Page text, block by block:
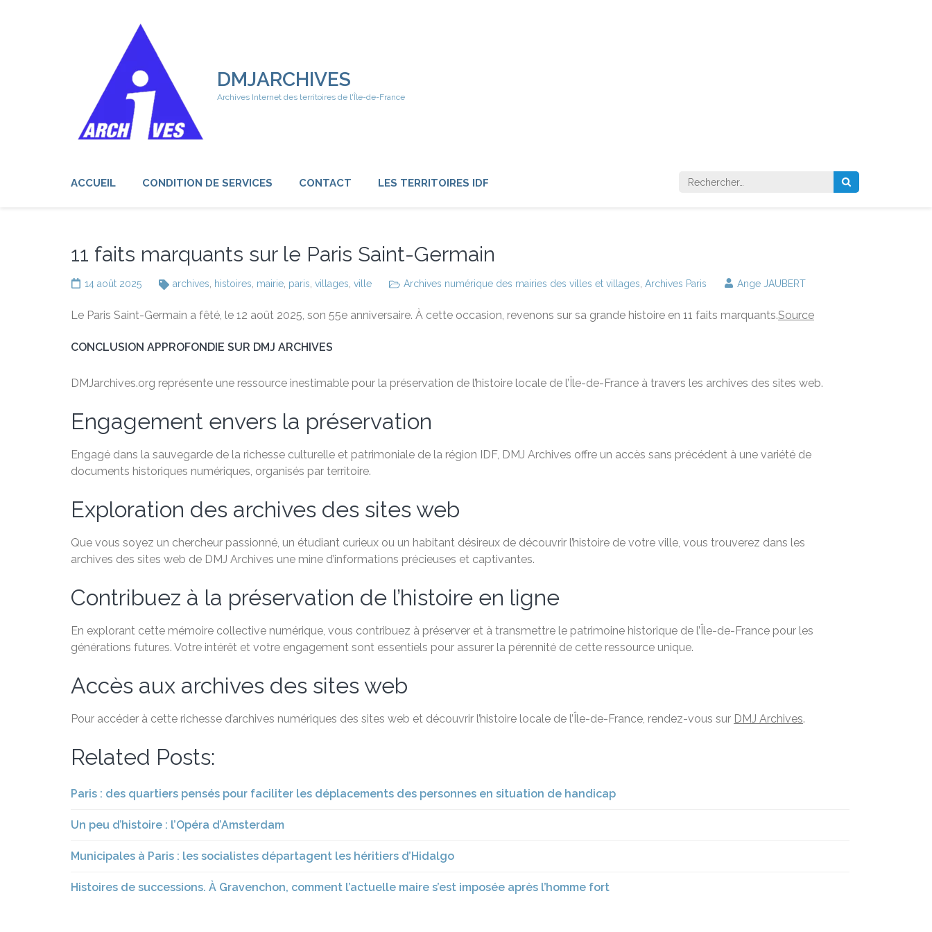
DMJARCHIVES
Archives Internet des territoires de l'Île-de-France
ACCUEIL CONDITION DE SERVICES CONTACT LES TERRITOIRES IDF Rechercher :
11 faits marquants sur le Paris Saint-Germain
14 août 2025 archives histoires mairie paris villages ville Archives numérique des mairies des villes et villages Archives Paris Ange JAUBERT
Le Paris Saint-Germain a fêté, le 12 août 2025, son 55e anniversaire. À cette occasion, revenons sur sa grande histoire en 11 faits marquants.Source
CONCLUSION APPROFONDIE SUR DMJ ARCHIVES
DMJarchives.org représente une ressource inestimable pour la préservation de l’histoire locale de l’Île-de-France à travers les archives des sites web.
Engagement envers la préservation
Engagé dans la sauvegarde de la richesse culturelle et patrimoniale de la région IDF, DMJ Archives offre un accès sans précédent à une variété de
documents historiques numériques, organisés par territoire.
Exploration des archives des sites web
Que vous soyez un chercheur passionné, un étudiant curieux ou un habitant désireux de découvrir l’histoire de votre ville, vous trouverez dans les
archives des sites web de DMJ Archives une mine d’informations précieuses et captivantes.
Contribuez à la préservation de l’histoire en ligne
En explorant cette mémoire collective numérique, vous contribuez à préserver et à transmettre le patrimoine historique de l’Île-de-France pour les
générations futures. Votre intérêt et votre engagement sont essentiels pour assurer la pérennité de cette ressource unique.
Accès aux archives des sites web
Pour accéder à cette richesse d’archives numériques des sites web et découvrir l’histoire locale de l’Île-de-France, rendez-vous sur DMJ Archives.
Related Posts:
Paris : des quartiers pensés pour faciliter les déplacements des personnes en situation de handicap
Un peu d’histoire : l’Opéra d’Amsterdam
Municipales à Paris : les socialistes départagent les héritiers d’Hidalgo
Histoires de successions. À Gravenchon, comment l’actuelle maire s’est imposée après l’homme fort